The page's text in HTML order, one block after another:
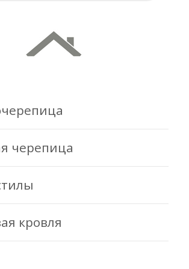
черепица
кровля